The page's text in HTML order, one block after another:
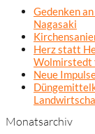
Gedenken
Nagasaki
Herz statt
Wolmirstedt
Neue
Monatsarchiv